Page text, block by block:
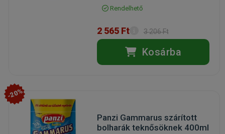
Rendelhető
2 565 Ft 3 206 Ft
Kosárba
-20%
Panzi Gammarus szárított
bolharák teknősöknek 400ml